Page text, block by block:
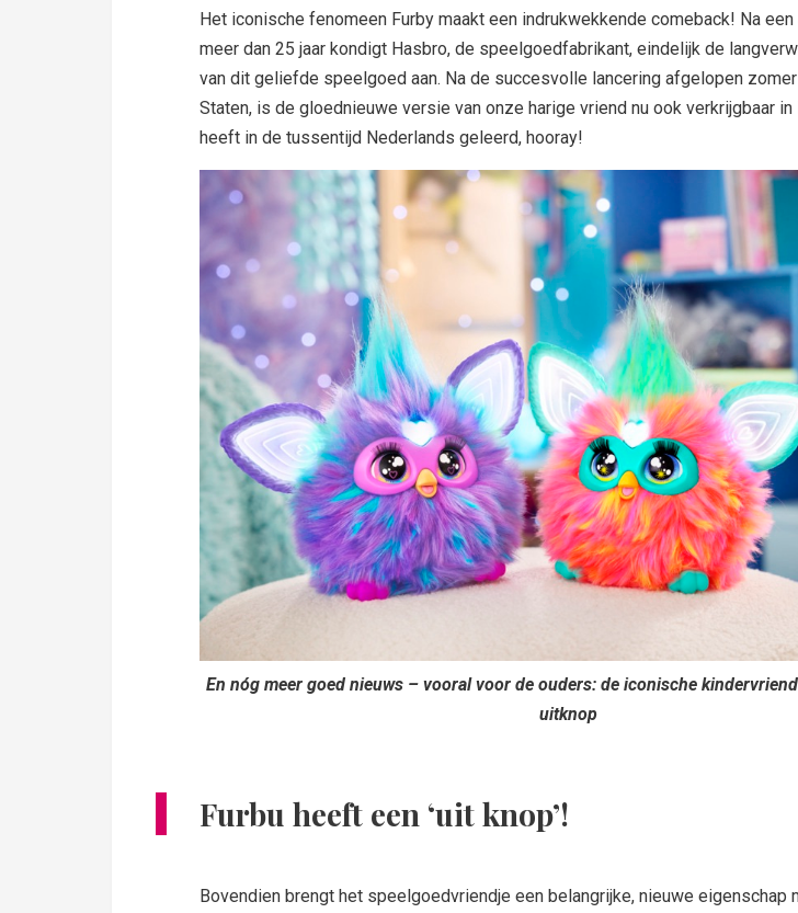
Het iconische fenomeen Furby maakt een indrukwekkende comeback! Na
meer dan 25 jaar kondigt Hasbro, de speelgoedfabrikant, eindelijk de
van dit geliefde speelgoed aan. Na de succesvolle lancering afgelopen
Staten, is de gloednieuwe versie van onze harige vriend nu ook verkrijgbaar in
heeft in de tussentijd Nederlands geleerd, hooray!
En nóg meer goed nieuws – vooral voor de ouders: de iconische
uitknop
Furbu heeft een ‘uit knop’!
Bovendien brengt het speelgoedvriendje een belangrijke, nieuwe eigenschap